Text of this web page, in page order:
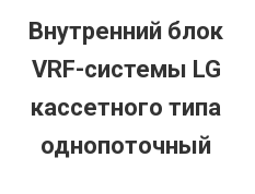
Внутренний блок
VRF-системы LG
кассетного типа
однопоточный